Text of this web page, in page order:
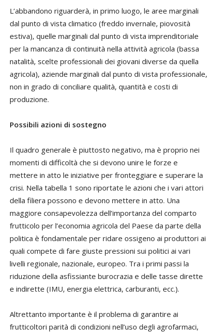
L’abbandono riguarderà, in primo luogo, le aree marginali
dal punto di vista climatico (freddo invernale, piovosità
estiva), quelle marginali dal punto di vista imprenditoriale
per la mancanza di continuità nella attività agricola (bassa
natalità, scelte professionali dei giovani diverse da quella
agricola), aziende marginali dal punto di vista professionale,
non in grado di conciliare qualità, quantità e costi di
produzione.
Possibili azioni di sostegno
Il quadro generale è piuttosto negativo, ma è proprio nei
momenti di difficoltà che si devono unire le forze e
mettere in atto le iniziative per fronteggiare e superare la
crisi. Nella tabella 1 sono riportate le azioni che i vari attori
della filiera possono e devono mettere in atto. Una
maggiore consapevolezza dell’importanza del comparto
frutticolo per l’economia agricola del Paese da parte della
politica è fondamentale per ridare ossigeno ai produttori ai
quali compete di fare giuste pressioni sui politici ai vari
livelli regionale, nazionale, europeo. Tra i primi passi la
riduzione della asfissiante burocrazia e delle tasse dirette
e indirette (IMU, energia elettrica, carburanti, ecc.).
Altrettanto importante è il problema di garantire ai
frutticoltori parità di condizioni nell’uso degli agrofarmaci,